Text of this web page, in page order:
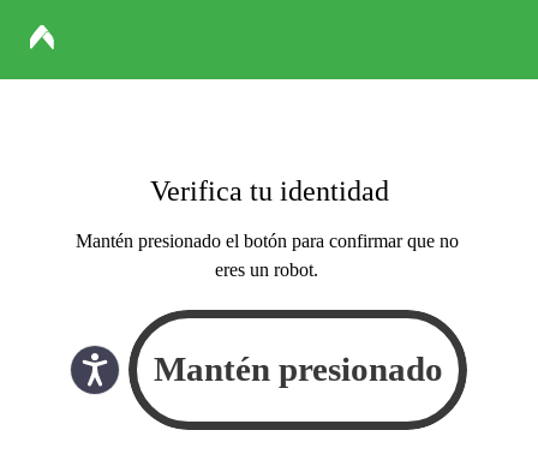
Verifica tu identidad
Mantén presionado el botón para confirmar que no
eres un robot.